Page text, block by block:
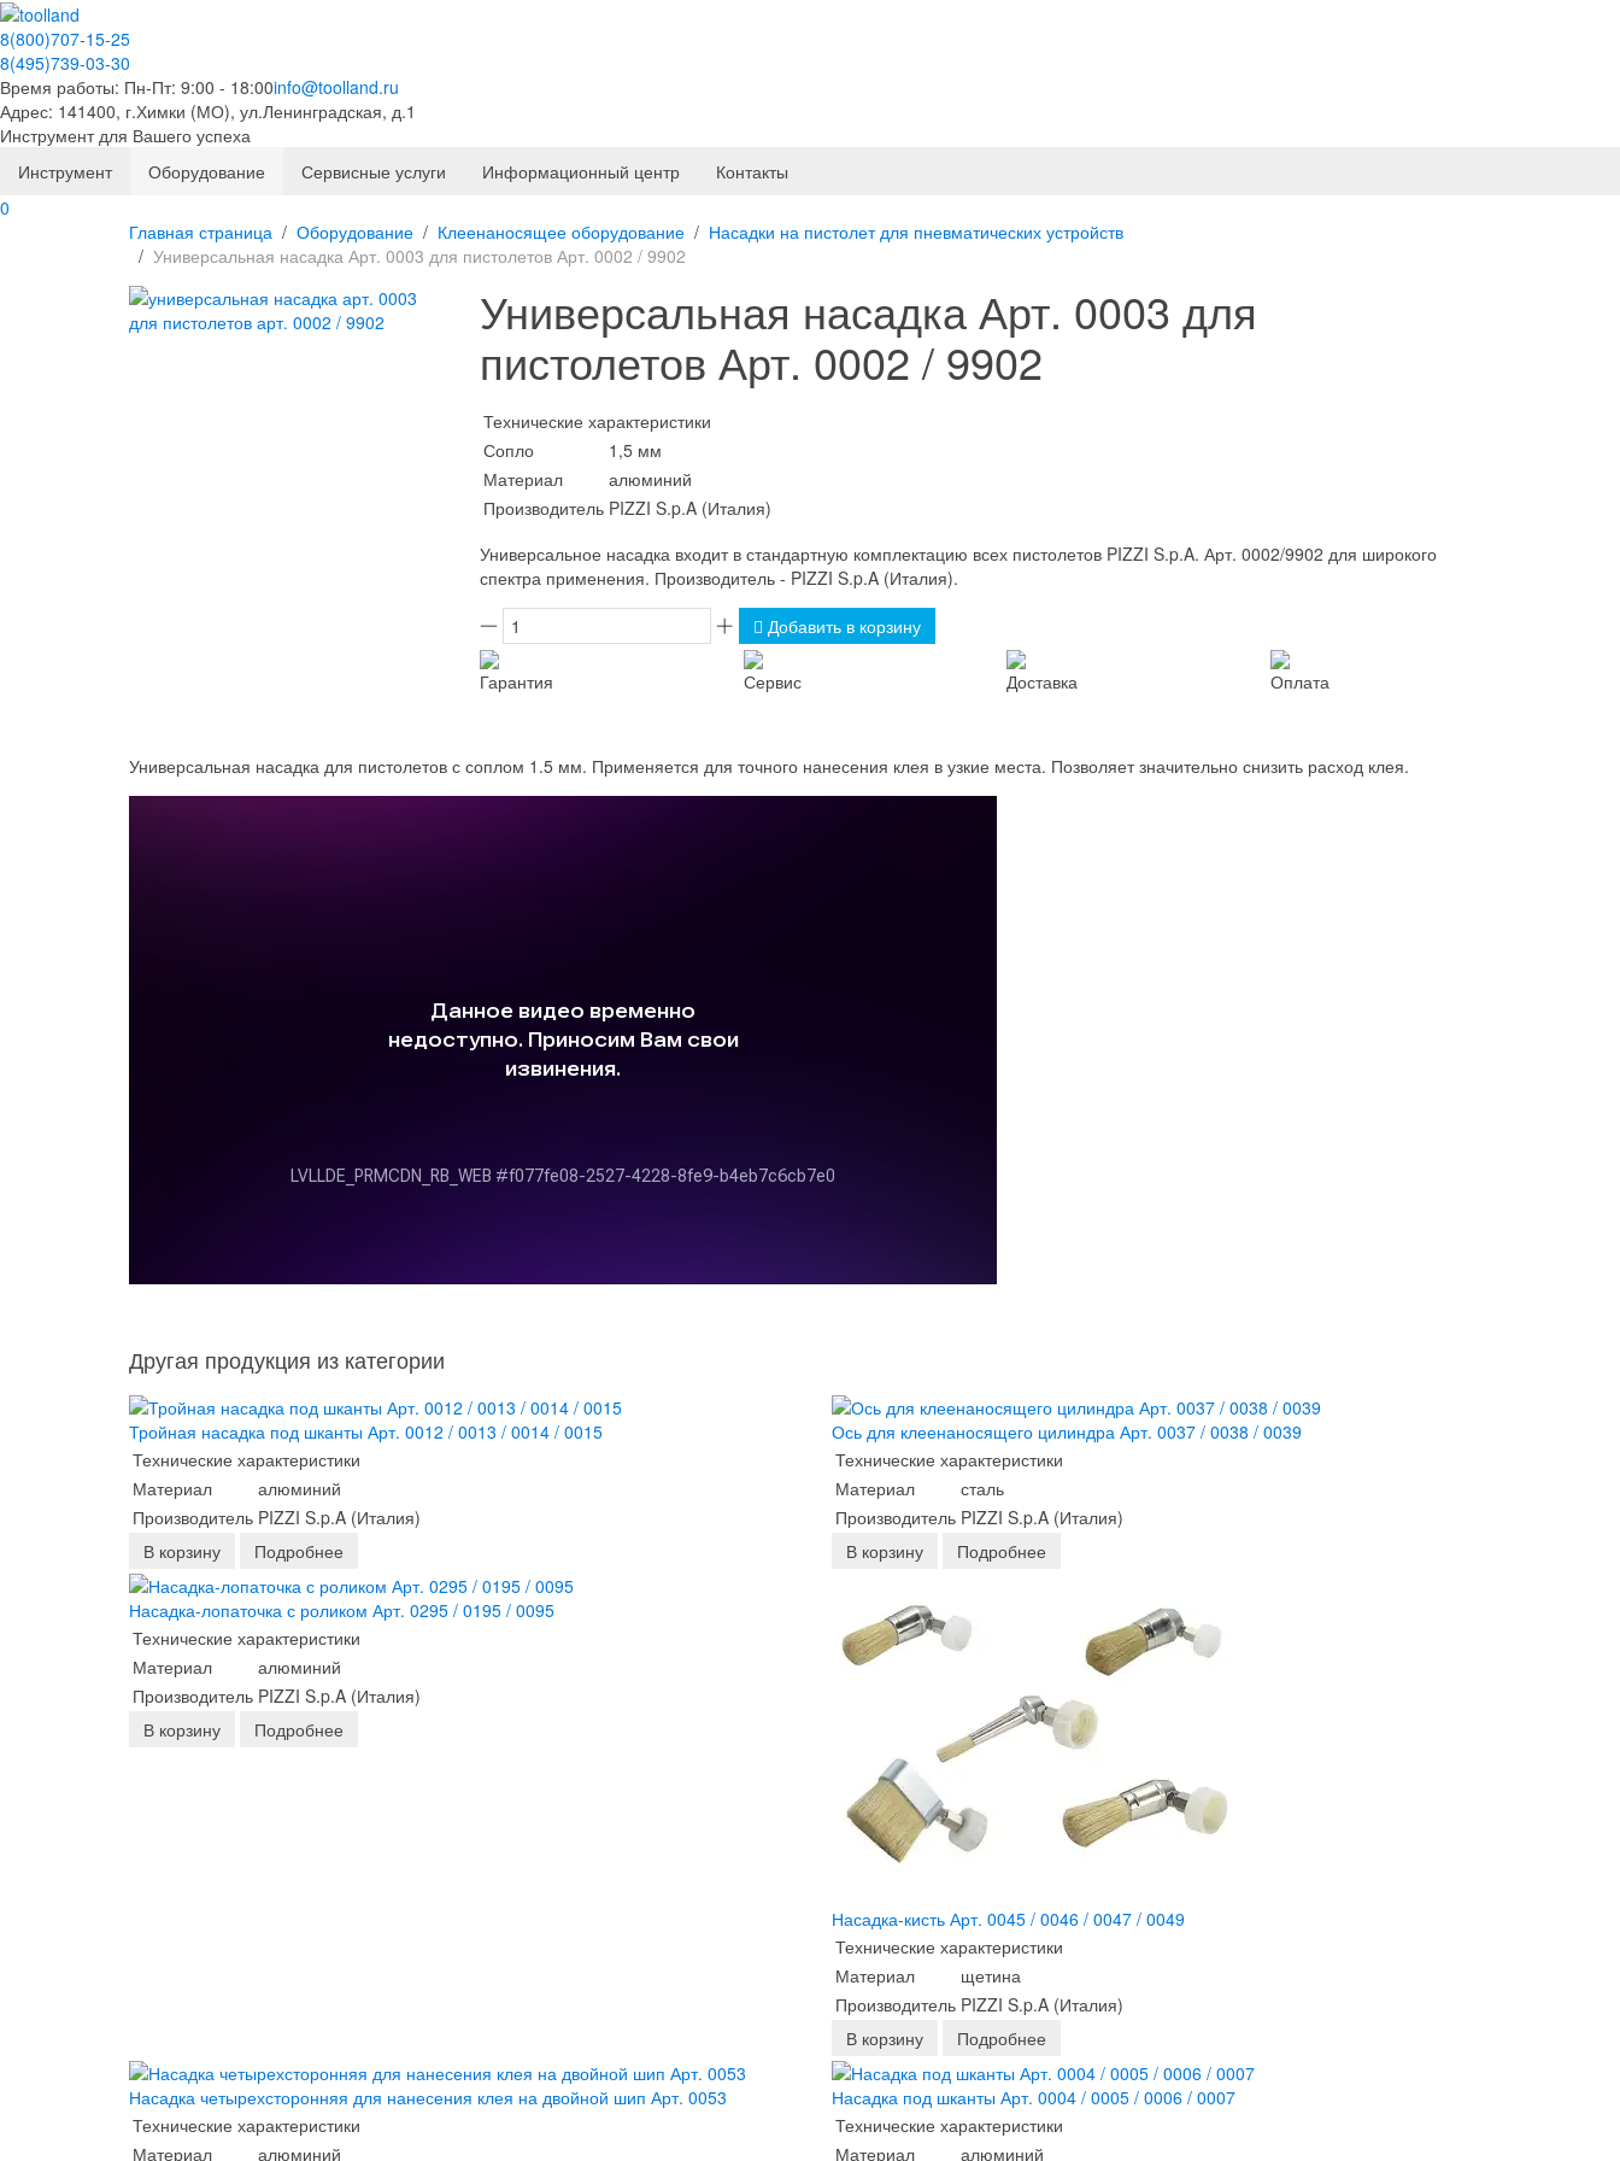
8(800)707-15-25
8(495)739-03-30
Время работы: Пн-Пт: 9:00 - 18:00info@toolland.ru
Адрес: 141400, г.Химки (МО), ул.Ленинградская, д.1
Инструмент для Вашего успеха
Инструмент
Оборудование Сервисные услуги Информационный центр
Контакты
0
Главная страница
Оборудование Клеенаносящее оборудование
Насадки на пистолет для пневматических устройств
Универсальная насадка Арт. 0003 для пистолетов Арт. 0002 / 9902
Универсальная насадка Арт. 0003 для
пистолетов Арт. 0002 / 9902
Технические характеристики
Сопло
1,5 мм
Материал
алюминий
Производитель PIZZI S.p.A (Италия)
Универсальное насадка входит в стандартную комплектацию всех пистолетов PIZZI S.p.A. Арт. 0002/9902 для широкого
спектра применения. Производитель - PIZZI S.p.A (Италия).
Добавить в корзину
Гарантия Сервис Доставка Оплата
Универсальная насадка для пистолетов с соплом 1.5 мм. Применяется для точного нанесения клея в узкие места. Позволяет значительно снизить расход клея.
Другая продукция из категории
Тройная насадка под шканты Арт. 0012 / 0013 / 0014 / 0015
Технические характеристики
Материал
алюминий
Производитель PIZZI S.p.A (Италия)
В корзину
Подробнее
Ось для клеенаносящего цилиндра Арт. 0037 / 0038 / 0039
Технические характеристики
Материал
сталь
Производитель PIZZI S.p.A (Италия)
В корзину
Подробнее
Насадка-лопаточка с роликом Арт. 0295 / 0195 / 0095
Технические характеристики
Материал
алюминий
Производитель PIZZI S.p.A (Италия)
В корзину
Подробнее
Насадка-кисть Арт. 0045 / 0046 / 0047 / 0049
Технические характеристики
Материал
щетина
Производитель PIZZI S.p.A (Италия)
В корзину
Подробнее
Насадка четырехсторонняя для нанесения клея на двойной шип Арт. 0053
Технические характеристики
Материал
алюминий
Насадка под шканты Арт. 0004 / 0005 / 0006 / 0007
Технические характеристики
Материал
алюминий